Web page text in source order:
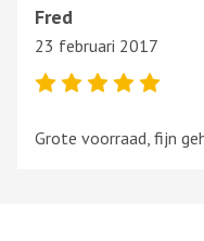
aangekomen
Net voor 10.00 sms
heeft me alleen maar
50 euro gekregen.
Fred
23 februari 2017
Grote voorraad, fijn